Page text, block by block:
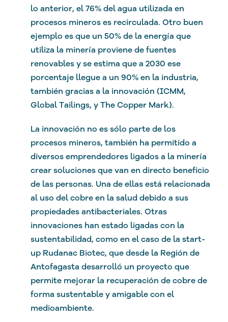
lo anterior, el 76% del agua utilizada en
procesos mineros es recirculada. Otro buen
ejemplo es que un 50% de la energía que
utiliza la minería proviene de fuentes
renovables y se estima que a 2030 ese
porcentaje llegue a un 90% en la industria,
también gracias a la innovación (ICMM,
Global Tailings, y The Copper Mark).
La innovación no es sólo parte de los
procesos mineros, también ha permitido a
diversos emprendedores ligados a la minería
crear soluciones que van en directo beneficio
de las personas. Una de ellas está relacionada
al uso del cobre en la salud debido a sus
propiedades antibacteriales. Otras
innovaciones han estado ligadas con la
sustentabilidad, como en el caso de la start-
up Rudanac Biotec, que desde la Región de
Antofagasta desarrolló un proyecto que
permite mejorar la recuperación de cobre de
forma sustentable y amigable con el
medioambiente.